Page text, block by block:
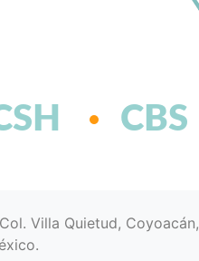
CBS
Villa Quietud, Coyoacán,